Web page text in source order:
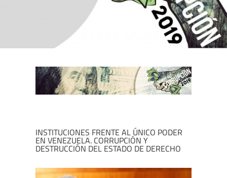
INSTITUCIONES FRENTE AL ÚNICO PODER
EN VENEZUELA. CORRUPCIÓN Y
DESTRUCCIÓN DEL ESTADO DE DERECHO